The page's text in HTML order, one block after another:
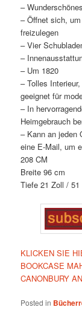
–
– Öffnet sich,
freizulegen
– Vier
–
– Um 1820
– Tolles
geeignet für
– In
Heimgebrauch
– Kann an jeden
eine E-Mail, um
208 CM
Breite 96 cm
Tiefe 21 Zoll / 51
KLICKEN SIE
BOOKCASE
CANONBURY
Posted in